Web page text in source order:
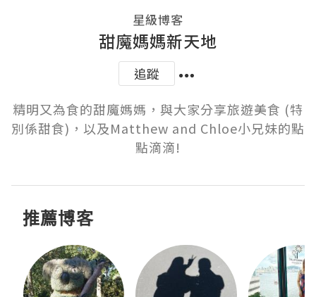
星級博客
甜魔媽媽新天地
追蹤
精明又為食的甜魔媽媽，與大家分享旅遊美食 (特
別係甜食)，以及Matthew and Chloe小兄妹的點
點滴滴!
推薦博客